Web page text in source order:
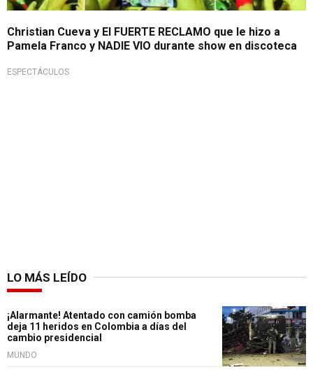
Christian Cueva y El FUERTE RECLAMO que le hizo a
Pamela Franco y NADIE VIO durante show en discoteca
ESPECTÁCULOS
LO MÁS LEÍDO
¡Alarmante! Atentado con camión bomba
deja 11 heridos en Colombia a días del
cambio presidencial
MUNDO